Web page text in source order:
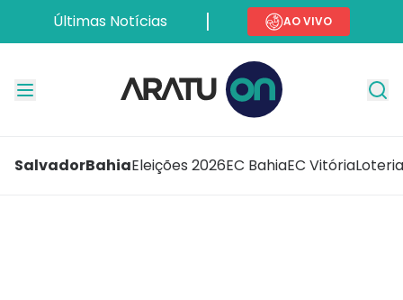
Últimas Notícias AO VIVO
SalvadorBahiaEleições 2026EC BahiaEC Vitória